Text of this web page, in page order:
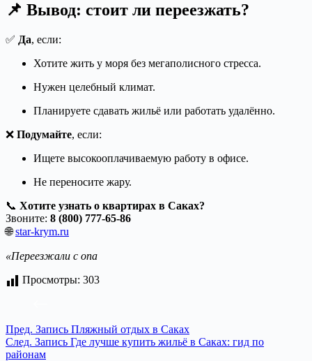
📌 Вывод: стоит ли переезжать?
✅ Да, если:
Хотите жить у моря без мегаполисного стресса.
Нужен целебный климат.
Планируете сдавать жильё или работать удалённо.
❌ Подумайте, если:
Ищете высокооплачиваемую работу в офисе.
Не переносите жару.
📞 Хотите узнать о квартирах в Саках?
Звоните: 8 (800) 777-65-86
🌐star-krym.ru
«Переезжали с опа
Просмотры: 303
Пред. Запись Пляжный отдых в Саках
След. Запись Где лучше купить жильё в Саках: гид по
районам